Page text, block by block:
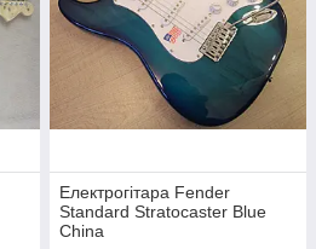
Електрогітара Fender
Standard Stratocaster Blue
China